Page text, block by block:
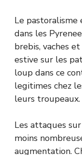
Le
dans les
brebis, vaches
estive sur les
loup dans ce
legitimes chez
leurs troupeaux.
Les attaques
moins
augmentation.